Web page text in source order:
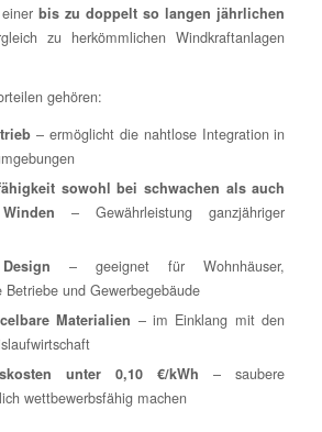
bis zu doppelt so langen jährlichen
zu herkömmlichen Windkraftanlagen
gehören:
– ermöglicht die nahtlose Integration in
sowohl bei schwachen als auch
– Gewährleistung ganzjähriger
– geeignet für Wohnhäuser,
Betriebe und Gewerbegebäude
Materialien – im Einklang mit den
unter 0,10 €/kWh
– saubere
wettbewerbsfähig machen